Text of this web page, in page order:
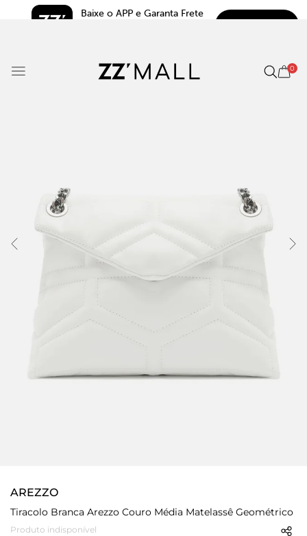
Baixe o APP e Garanta Frete
0
AREZZO
Tiracolo Branca Arezzo Couro Média Matelassê Geométrico
Produto indisponível